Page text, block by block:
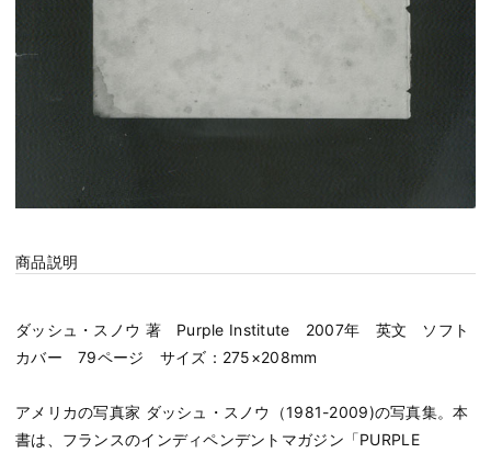
商品説明
ダッシュ・スノウ 著 Purple Institute 2007年 英文 ソフト
カバー 79ページ サイズ：275×208mm
アメリカの写真家 ダッシュ・スノウ（1981-2009)の写真集。本
書は、フランスのインディペンデントマガジン「PURPLE